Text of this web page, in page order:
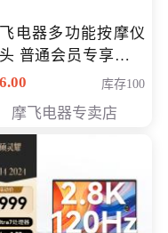
电器多功能按摩仪
普通会员专享价格
元
库存100
摩飞电器专卖店